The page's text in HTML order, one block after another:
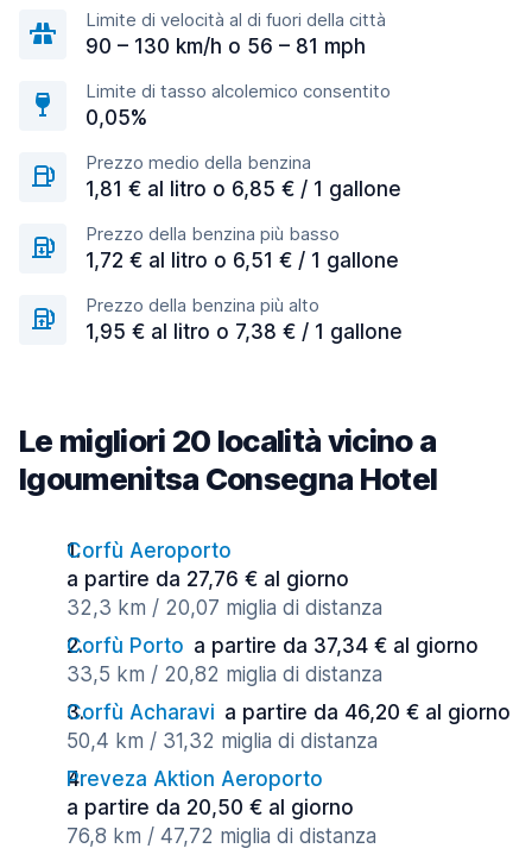
Limite di velocità al di fuori della città
90 – 130 km/h o 56 – 81 mph
Limite di tasso alcolemico consentito
0,05%
Prezzo medio della benzina
1,81 € al litro o 6,85 € / 1 gallone
Prezzo della benzina più basso
1,72 € al litro o 6,51 € / 1 gallone
Prezzo della benzina più alto
1,95 € al litro o 7,38 € / 1 gallone
Le migliori 20 località vicino a
Igoumenitsa Consegna Hotel
Corfù Aeroporto
a partire da 27,76 € al giorno
32,3 km / 20,07 miglia di distanza
Corfù Porto a partire da 37,34 € al giorno
33,5 km / 20,82 miglia di distanza
Corfù Acharavi a partire da 46,20 € al giorno
50,4 km / 31,32 miglia di distanza
Preveza Aktion Aeroporto
a partire da 20,50 € al giorno
76,8 km / 47,72 miglia di distanza